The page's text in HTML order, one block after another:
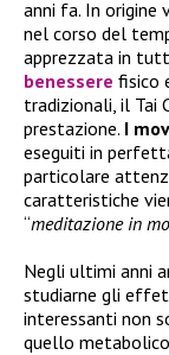
anni fa. In origine
nel corso del
apprezzata in
benessere fisico
tradizionali, il Tai
prestazione. I
eseguiti in
particolare
caratteristiche
“meditazione in
Negli ultimi anni
studiarne gli
interessanti non
quello